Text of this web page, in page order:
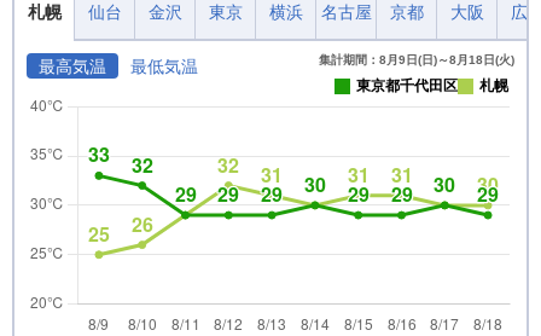
札幌 仙台 金沢 東京 横浜 名古屋 京都 大阪 広
最高気温 最低気温 集計期間：8月9日(日)～8月18日(火)
東京都千代田区 札幌